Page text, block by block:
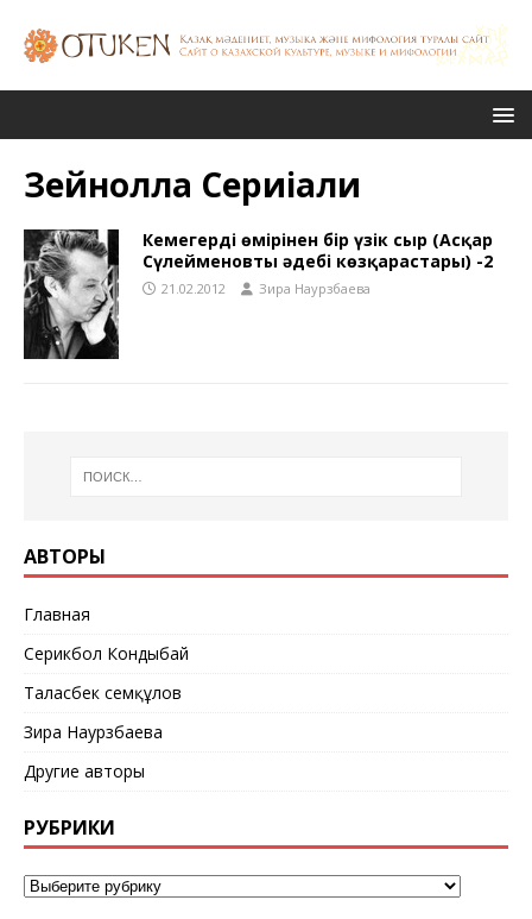
Зейнолла Сериіқали
Кемеңгердің өмірінен бір үзік сыр (Асқар
Сүлейменовтың әдебі көзқарастары) -2
21.02.2012 Зира Наурзбаева
АВТОРЫ
Главная
Серикбол Кондыбай
Таласбек Әсемқұлов
Зира Наурзбаева
Другие авторы
РУБРИКИ